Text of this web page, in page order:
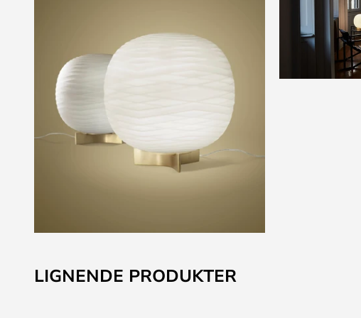
starten
LIGNENDE PRODUKTER